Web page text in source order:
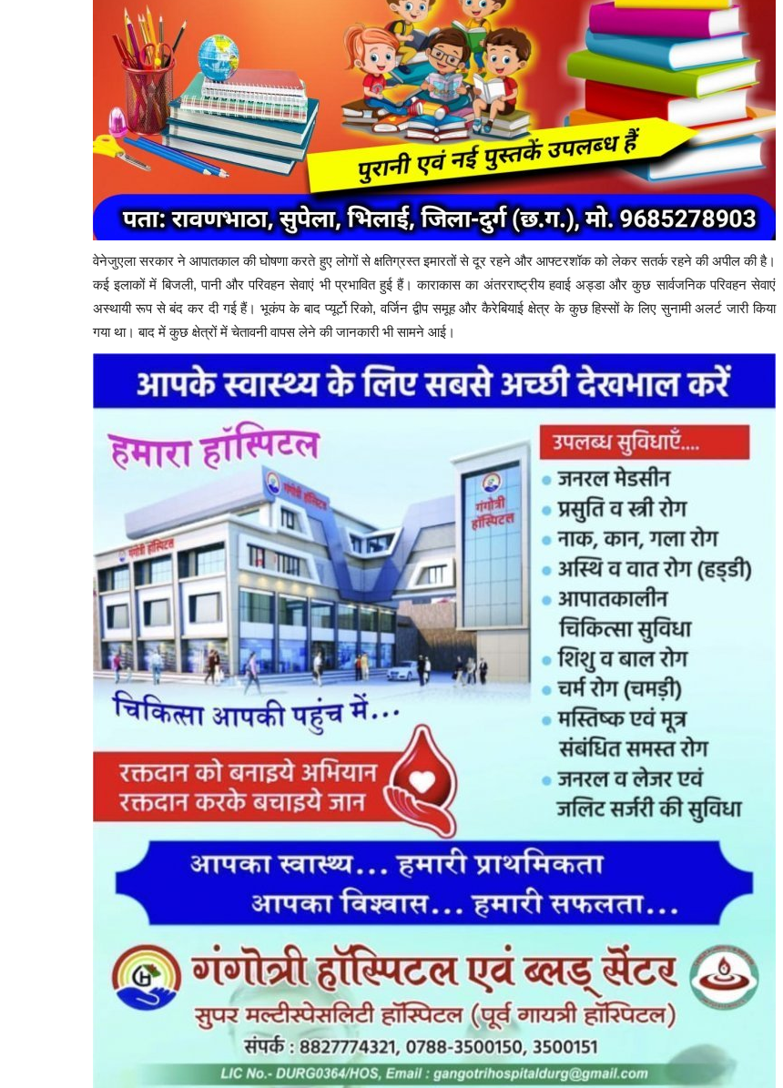
वेनेजुएला सरकार ने आपातकाल की घोषणा करते हुए लोगों से क्षतिग्रस्त इमारतों से दूर रहने और आफ्टरशॉक को लेकर सतर्क रहने की अपील की है।
कई इलाकों में बिजली, पानी और परिवहन सेवाएं भी प्रभावित हुई हैं। काराकास का अंतरराष्ट्रीय हवाई अड्डा और कुछ सार्वजनिक परिवहन सेवाएं
अस्थायी रूप से बंद कर दी गई हैं।भूकंप के बाद प्यूर्टो रिको, वर्जिन द्वीप समूह और कैरेबियाई क्षेत्र के कुछ हिस्सों के लिए सुनामी अलर्ट जारी किया
गया था। बाद में कुछ क्षेत्रों में चेतावनी वापस लेने की जानकारी भी सामने आई।
चार पहिया (तवेरा), 3 दोपहिया
निधन, 71 साल...
Santosh Kumar Feb 23, 2026 204
बरी
Santosh Kumar Apr 17, 2026 0 316